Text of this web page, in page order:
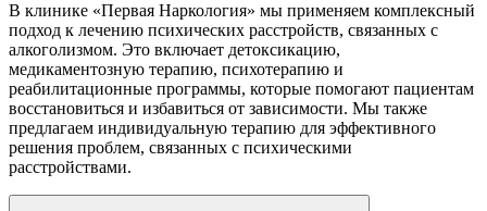
В клинике «Первая Наркология» мы применяем комплексный
подход к лечению психических расстройств, связанных с
алкоголизмом. Это включает детоксикацию,
медикаментозную терапию, психотерапию и
реабилитационные программы, которые помогают пациентам
восстановиться и избавиться от зависимости. Мы также
предлагаем индивидуальную терапию для эффективного
решения проблем, связанных с психическими
расстройствами.